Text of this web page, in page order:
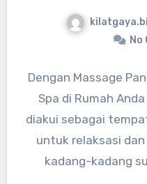
No
Dengan Massage
Spa di Rumah
diakui sebagai
untuk relaksasi
kadang-kadang